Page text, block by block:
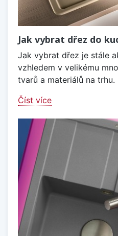
Jak vybrat dřez do
Jak vybrat dřez je stále
vzhledem v velikému
tvarů a materiálů na trhu.
Číst více